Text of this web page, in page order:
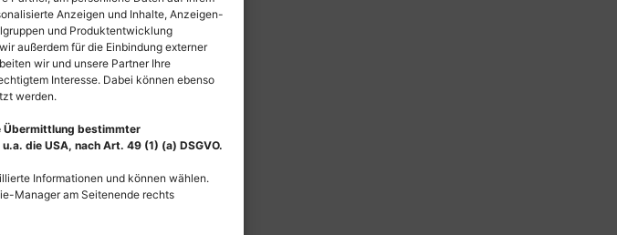
Anzeigen und Inhalte, Anzeigen-
und Produktentwicklung
außerdem für die Einbindung externer
wir und unsere Partner Ihre
Interesse. Dabei können ebenso
werden.
Übermittlung bestimmter
die USA, nach Art. 49 (1) (a) DSGVO.
Informationen und können wählen.
Manager am Seitenende rechts